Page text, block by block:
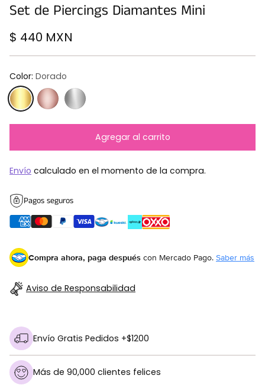
Set de Piercings Diamantes Mini
Precio
$ 440 MXN
Color: Dorado
Agregar al carrito
Envío calculado en el momento de la compra.
Pagos seguros
Compra ahora, paga después con Mercado Pago. Saber más
Aviso de Responsabilidad
Envío Gratis Pedidos +$1200
Más de 90,000 clientes felices